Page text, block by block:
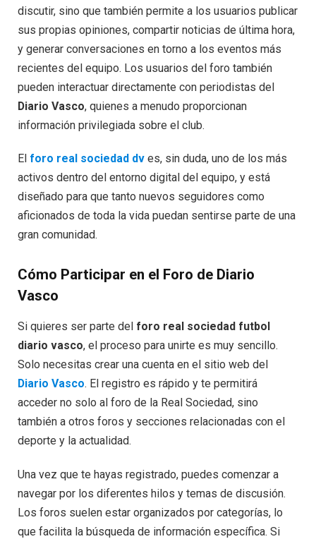
discutir, sino que también permite a los usuarios publicar
sus propias opiniones, compartir noticias de última hora,
y generar conversaciones en torno a los eventos más
recientes del equipo. Los usuarios del foro también
pueden interactuar directamente con periodistas del
Diario Vasco, quienes a menudo proporcionan
información privilegiada sobre el club.
El foro real sociedad dv es, sin duda, uno de los más
activos dentro del entorno digital del equipo, y está
diseñado para que tanto nuevos seguidores como
aficionados de toda la vida puedan sentirse parte de una
gran comunidad.
Cómo Participar en el Foro de Diario
Vasco
Si quieres ser parte del foro real sociedad futbol
diario vasco, el proceso para unirte es muy sencillo.
Solo necesitas crear una cuenta en el sitio web del
Diario Vasco. El registro es rápido y te permitirá
acceder no solo al foro de la Real Sociedad, sino
también a otros foros y secciones relacionadas con el
deporte y la actualidad.
Una vez que te hayas registrado, puedes comenzar a
navegar por los diferentes hilos y temas de discusión.
Los foros suelen estar organizados por categorías, lo
que facilita la búsqueda de información específica. Si